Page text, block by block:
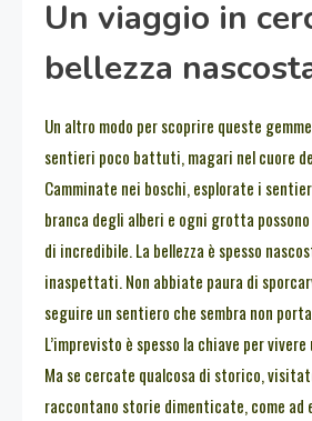
Un viaggio in
bellezza
Un altro modo per scoprire queste
sentieri poco battuti, magari nel cuore
Camminate nei boschi, esplorate i
branca degli alberi e ogni grotta
di incredibile. La bellezza è spesso
inaspettati. Non abbiate paura di
seguire un sentiero che sembra non
L’imprevisto è spesso la chiave per
Ma se cercate qualcosa di storico,
raccontano storie dimenticate, come ad